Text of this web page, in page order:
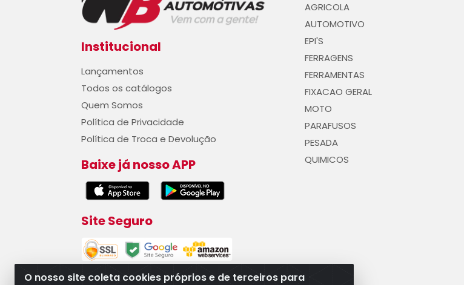
O nosso site coleta cookies próprios e de terceiros para
Institucional
Lançamentos
Todos os catálogos
Quem Somos
Política de Privacidade
Política de Troca e Devolução
Baixe já nosso APP
Site Seguro
AGRICOLA
AUTOMOTIVO
EPI'S
FERRAGENS
FERRAMENTAS
FIXACAO GERAL
MOTO
PARAFUSOS
PESADA
QUIMICOS